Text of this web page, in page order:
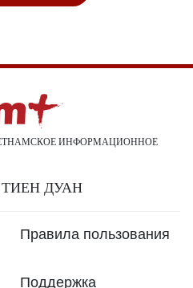
ИНФОРМАЦИОННОЕ
ТИЕН ДУАН
Правила пользования
Поддержка